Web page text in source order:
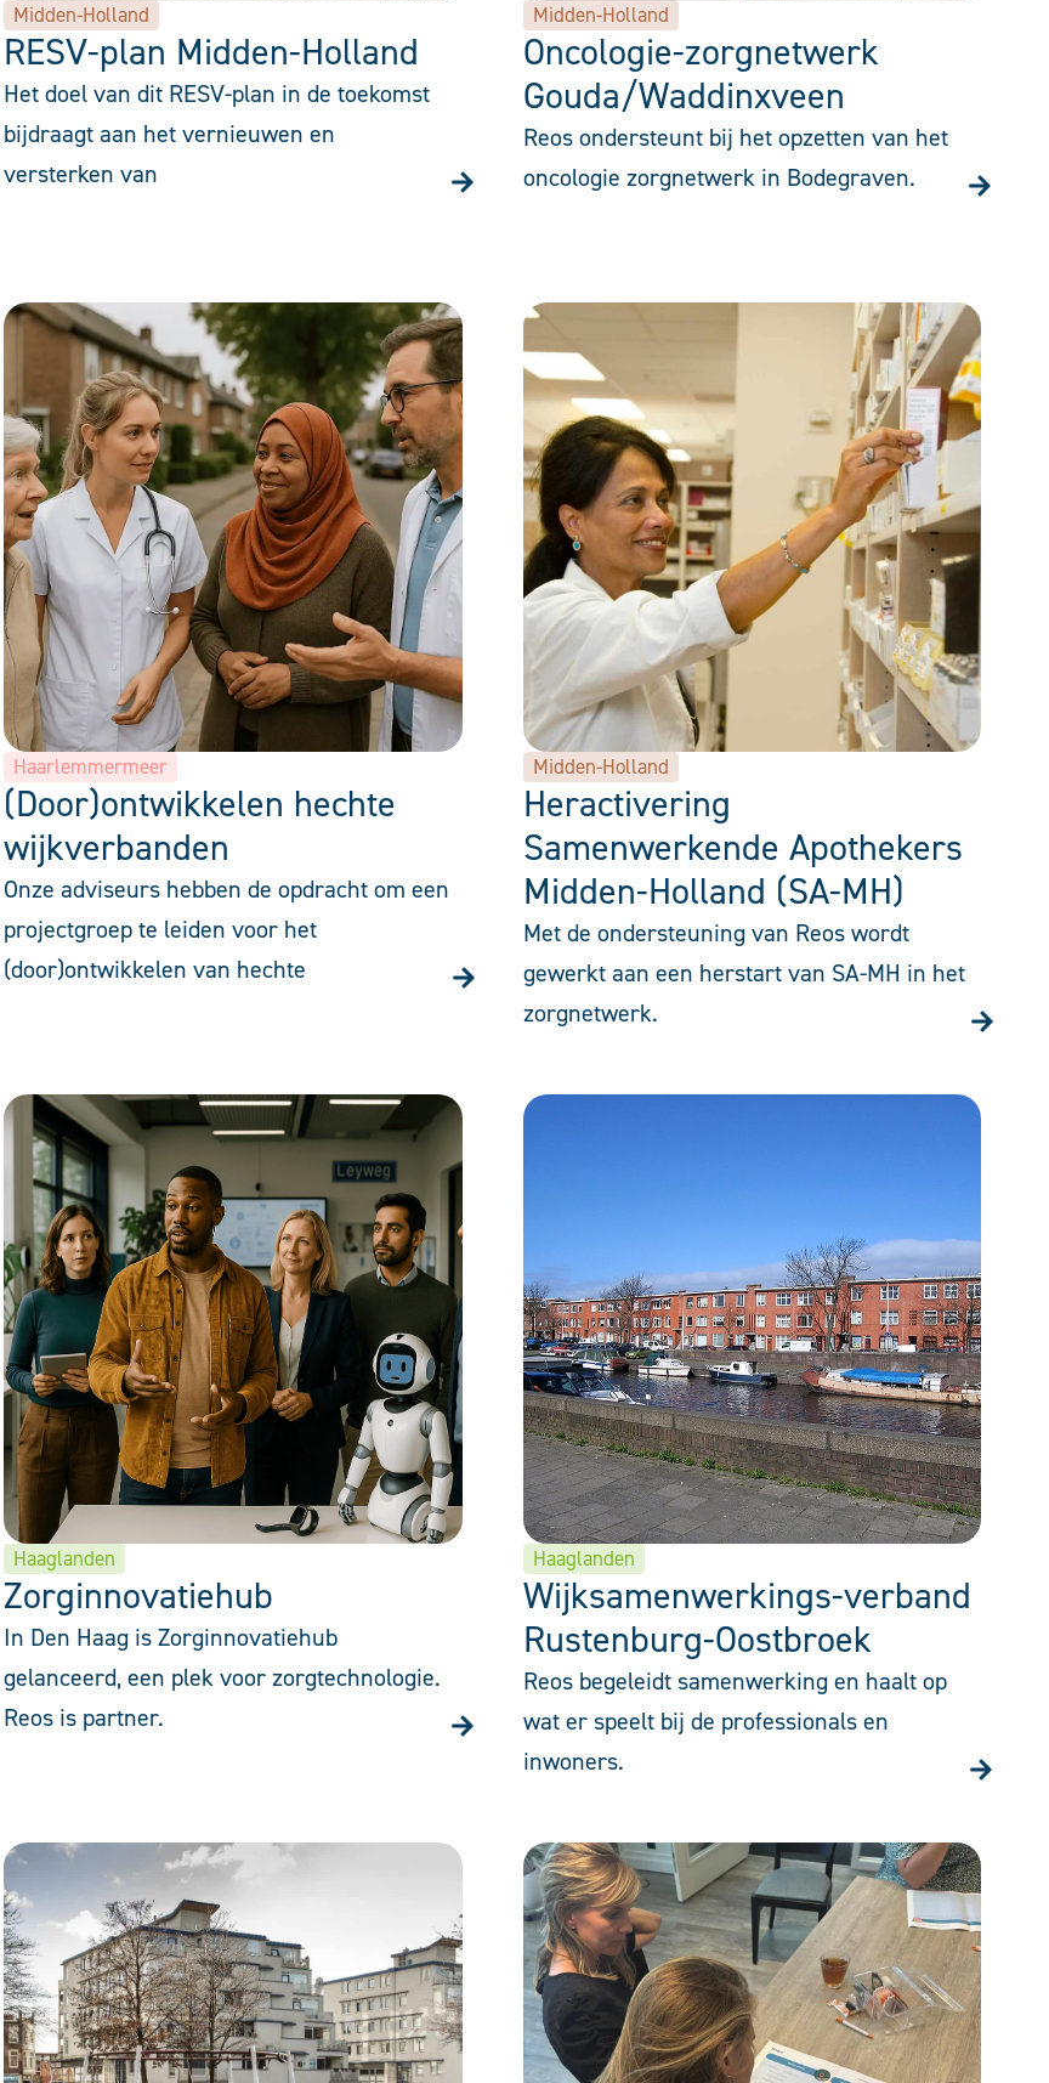
Midden-Holland
RESV-plan Midden-Holland
Het doel van dit RESV-plan in de toekomst
bijdraagt aan het vernieuwen en
versterken van
Midden-Holland
Oncologie-zorgnetwerk
Gouda/Waddinxveen
Reos ondersteunt bij het opzetten van het
oncologie zorgnetwerk in Bodegraven.
Haarlemmermeer
(Door)ontwikkelen hechte
wijkverbanden
Onze adviseurs hebben de opdracht om een
projectgroep te leiden voor het
(door)ontwikkelen van hechte
Midden-Holland
Heractivering
Samenwerkende Apothekers
Midden-Holland (SA-MH)
Met de ondersteuning van Reos wordt
gewerkt aan een herstart van SA-MH in het
zorgnetwerk.
Haaglanden
Zorginnovatiehub
In Den Haag is Zorginnovatiehub
gelanceerd, een plek voor zorgtechnologie.
Reos is partner.
Haaglanden
Wijksamenwerkings-verband
Rustenburg-Oostbroek
Reos begeleidt samenwerking en haalt op
wat er speelt bij de professionals en
inwoners.